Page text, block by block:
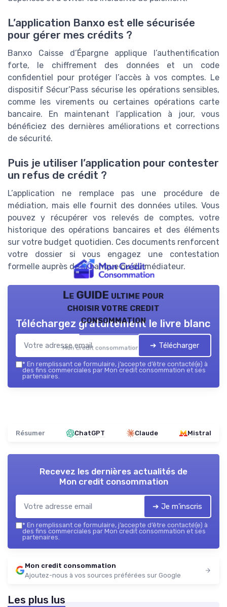
L’application Banxo est elle sécurisée
pour gérer mes crédits ?
Banxo Caisse d’Épargne applique l’authentification
forte, le chiffrement des données et un code
confidentiel pour protéger l’accès à vos comptes. Le
dispositif Sécur’Pass sécurise les opérations sensibles,
comme les virements ou certaines opérations carte
bancaire. En maintenant l’application à jour, vous
bénéficiez des dernières améliorations et corrections
de sécurité.
Puis je utiliser l’application pour contester
un refus de crédit ?
L’application ne remplace pas une procédure de
médiation, mais elle fournit des données utiles. Vous
pouvez y récupérer vos relevés de comptes, votre
historique des opérations bancaires et des éléments
sur votre budget quotidien. Ces documents renforcent
votre dossier si vous engagez une contestation
formelle auprès de la banque ou du médiateur.
Le GUIDE ultime pour
choisir votre credit
consommation
Mon credit consommation — 2026
Téléchargez gratuitement le livre blanc
➔ Télécharger
* En remplissant ce formulaire, j’accepte d’être contacté(e) à
des fins commerciales par Mon credit consommation et ses
partenaires.
Résumer ChatGPT Claude Mistral
Recevez les dernières actualités de
Mon credit consommation
➔ Je m'inscris
* En remplissant ce formulaire, j’accepte d’être contacté(e) à
des fins commerciales par Mon credit consommation et ses
partenaires.
Mon credit consommation
Ajoutez-nous à vos sources préférées sur Google
Les plus lus